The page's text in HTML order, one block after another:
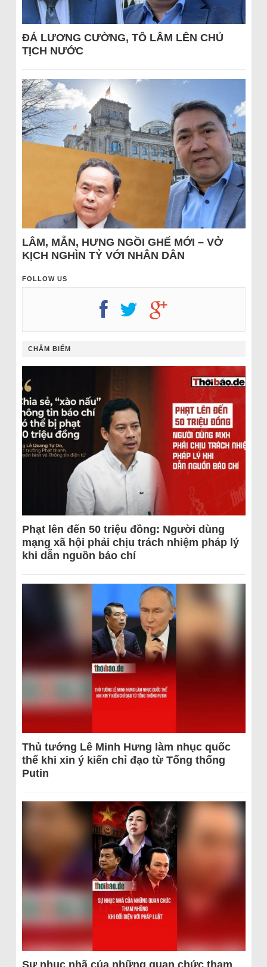
ĐÁ LƯƠNG CƯỜNG, TÔ LÂM LÊN CHỦ
TỊCH NƯỚC
LÂM, MẪN, HƯNG NGỒI GHẾ MỚI – VỞ
KỊCH NGHÌN TỶ VỚI NHÂN DÂN
FOLLOW US
CHÂM BIẾM
Phạt lên đến 50 triệu đồng: Người dùng
mạng xã hội phải chịu trách nhiệm pháp lý
khi dẫn nguồn báo chí
Thủ tướng Lê Minh Hưng làm nhục quốc
thể khi xin ý kiến chỉ đạo từ Tổng thống
Putin